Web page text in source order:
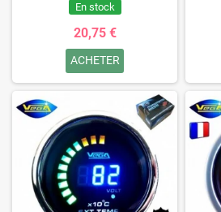
En stock
20,75 €
ACHETER